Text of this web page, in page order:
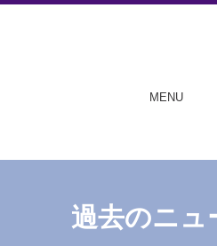
MENU
過去のニュ